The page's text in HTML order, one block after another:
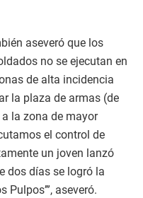
aseveró que los
no se ejecutan en
de alta incidencia
la plaza de armas (de
la zona de mayor
el control de
un joven lanzó
dos días se logró la
Pulpos’”, aseveró.